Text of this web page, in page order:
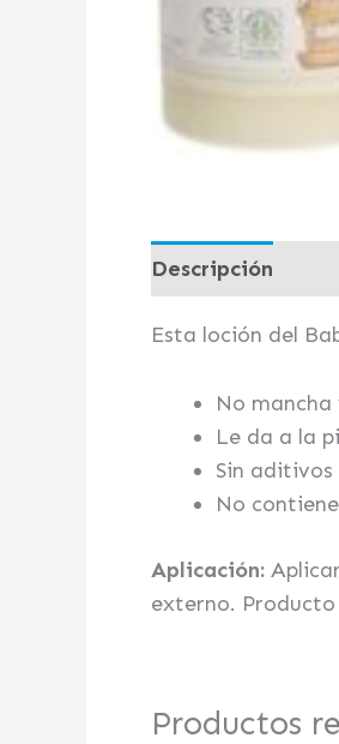
Descripción
Esta loción del
No
Le da a la
Sin aditivos
No
Aplicación:
externo.
Productos